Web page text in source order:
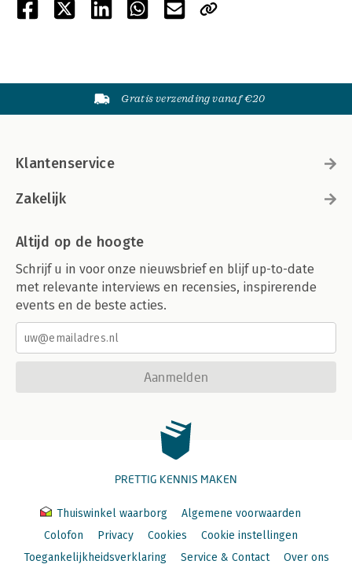
Gratis verzending vanaf €20
Klantenservice
Zakelijk
Altijd op de hoogte
Schrijf u in voor onze nieuwsbrief en blijf up-to-date
met relevante interviews en recensies, inspirerende
events en de beste acties.
Aanmelden
PRETTIG KENNIS MAKEN
Thuiswinkel waarborg
Algemene voorwaarden
Colofon
Privacy Cookies
Cookie instellingen
Toegankelijkheidsverklaring
Service & Contact Over ons